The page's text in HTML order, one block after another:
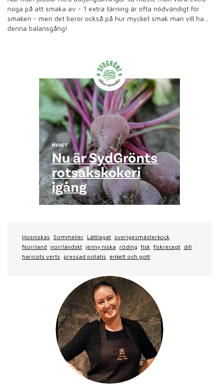
noga på att smaka av - 1 extra tärning är ofta nödvändigt för
smaken - men det beror också på hur mycket smak man vill ha...
denna balansgång!
Hosniskas Sommelier Lättlagat sverigesmästerkock
Norrland norrländskt jenny niska röding fisk fiskrecept dill
haricots verts pressad potatis enkelt och gott